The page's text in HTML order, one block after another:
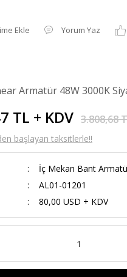
Yorum Yaz
Armatür 48W 3000K
TL + KDV 3.808,68
başlayan taksitlerle!!
İç Mekan Bant
AL01-01201
80,00 USD + KDV